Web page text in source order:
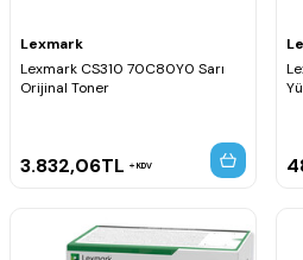
Lexmark
Lexmark CS310 70C80Y0 Sarı
Orijinal Toner
3.832,06TL KDV